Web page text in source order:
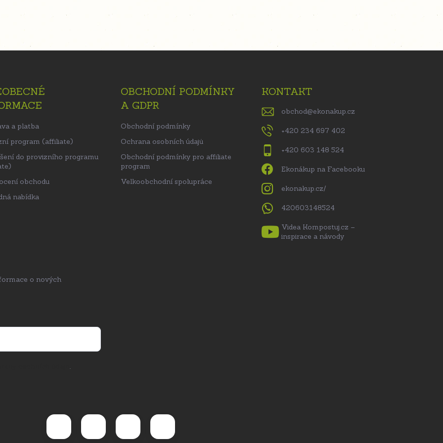
a platba
program (affiliate)
do provizního programu
obchodu
nabídka
OBCHODNÍ PODMÍNKY
A GDPR
Obchodní podmínky
Ochrana osobních údajů
Obchodní podmínky pro affiliate
program
Velkoobchodní spolupráce
KONTAKT
obchod@ekonakup.cz
+420 234 697 402
+420 603 148 524
Ekonákup na Facebooku
ekonakup.cz/
420603148524
Videa Kompostuj.cz –
inspirace a návody
o nových
.